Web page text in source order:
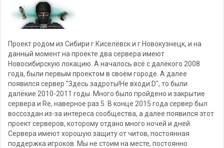
Проект родом из Сибири г.Киселёвск и г.Новокузнецк, и на
данный момент на проекте два сервера имеют
Новосибирскую локацию. А началось всё с далёкого 2008
года, были первым проектом в своём городе. А далее
появился сервер "Здесь задроты!Не входи:D", то были
далёкие 2010-2011 годы. Много было пройдено и закрытие
сервера и Re, наверное раз 5. В конце 2015 года сервер был
воссоздан из-за интереса сообщества, а далее появился этот
проект серверов, которому отдано много ночей и дней.
Сервера имеют хорошую защиту от читов, постоянная
поддержка игроков. Мы не стоим на месте, постоянно